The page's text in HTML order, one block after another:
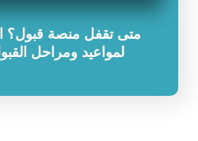
متى تقفل منصة قبول؟
لمواعيد ومراحل